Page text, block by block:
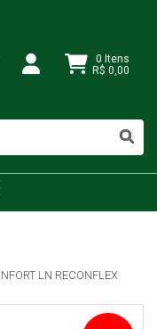
0 Itens
R$ 0,00
LN RECONFLEX